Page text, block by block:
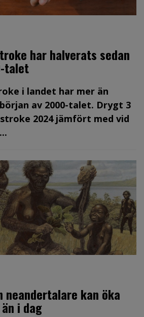
har halverats sedan
talet
i landet har mer än
av 2000-talet. Drygt 3
2024 jämfört med vid
neandertalare kan öka
i dag